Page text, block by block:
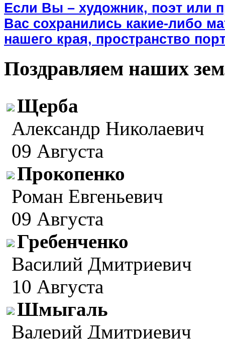
Если Вы – художник, поэт или
Вас сохранились какие-либо
нашего края, пространство
Поздравляем наших
Щерба
Александр Николаевич
09 Августа
Прокопенко
Роман Евгеньевич
09 Августа
Гребенченко
Василий Дмитриевич
10 Августа
Шмыгаль
Валерий Дмитриевич